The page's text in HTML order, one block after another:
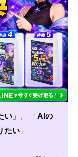
い 」、 「 AIの
たい 」